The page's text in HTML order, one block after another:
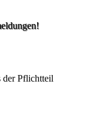
der Pflichtteil